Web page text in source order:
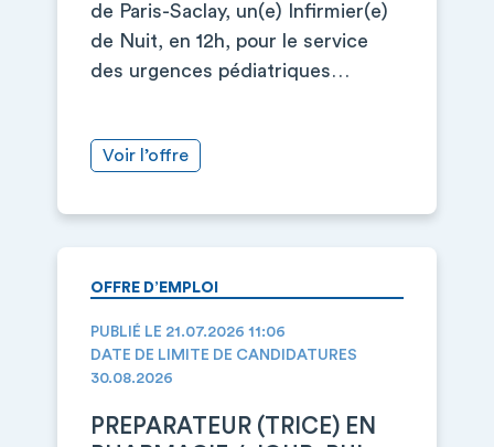
de Paris-Saclay, un(e) Infirmier(e)
de Nuit, en 12h, pour le service
des urgences pédiatriques…
Voir l’offre
OFFRE D’EMPLOI
PUBLIÉ LE 21.07.2026 11:06
DATE DE LIMITE DE CANDIDATURES
30.08.2026
PREPARATEUR (TRICE) EN